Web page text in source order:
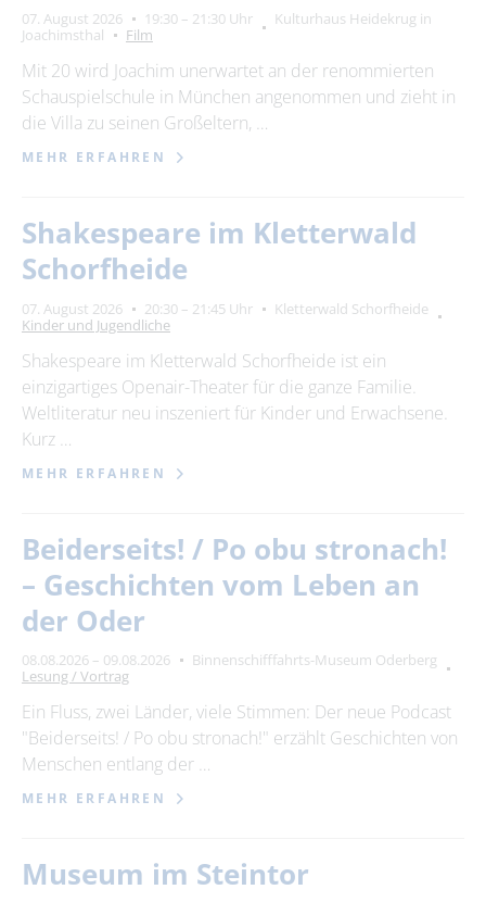
07. August 2026 19:30 – 21:30 Uhr
Kulturhaus Heidekrug in
Joachimsthal
Film
Mit 20 wird Joachim unerwartet an der renommierten
Schauspielschule in München angenommen und zieht in
die Villa zu seinen Großeltern, …
MEHR ERFAHREN
Shakespeare im Kletterwald
Schorfheide
07. August 2026 20:30 – 21:45 Uhr
Kletterwald Schorfheide
Kinder und Jugendliche
Shakespeare im Kletterwald Schorfheide ist ein
einzigartiges Openair-Theater für die ganze Familie.
Weltliteratur neu inszeniert für Kinder und Erwachsene.
Kurz …
MEHR ERFAHREN
Beiderseits! / Po obu stronach!
– Geschichten vom Leben an
der Oder
08.08.2026 – 09.08.2026
Binnenschifffahrts-Museum Oderberg
Lesung / Vortrag
Ein Fluss, zwei Länder, viele Stimmen: Der neue Podcast
"Beiderseits! / Po obu stronach!" erzählt Geschichten von
Menschen entlang der …
MEHR ERFAHREN
Museum im Steintor